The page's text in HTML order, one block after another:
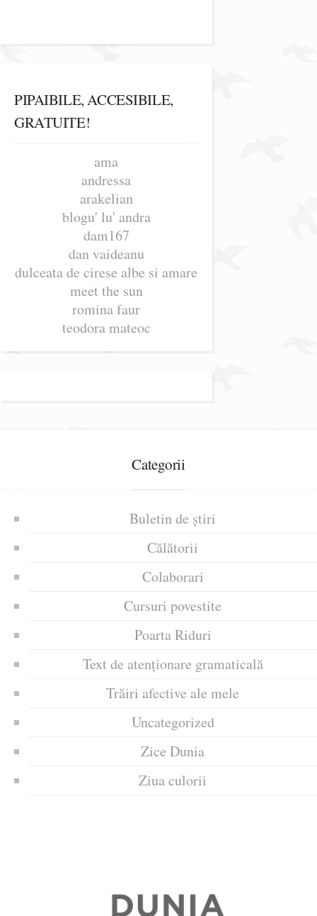
PIPAIBILE, ACCESIBILE,
GRATUITE!
ama
andressa
arakelian
blogu' lu' andra
dam167
dan vaideanu
dulceata de cirese albe si amare
meet the sun
romina faur
teodora mateoc
Categorii
Buletin de știri
Călătorii
Colaborari
Cursuri povestite
Poarta Riduri
Text de atenționare gramaticală
Trăiri afective ale mele
Uncategorized
Zice Dunia
Ziua culorii